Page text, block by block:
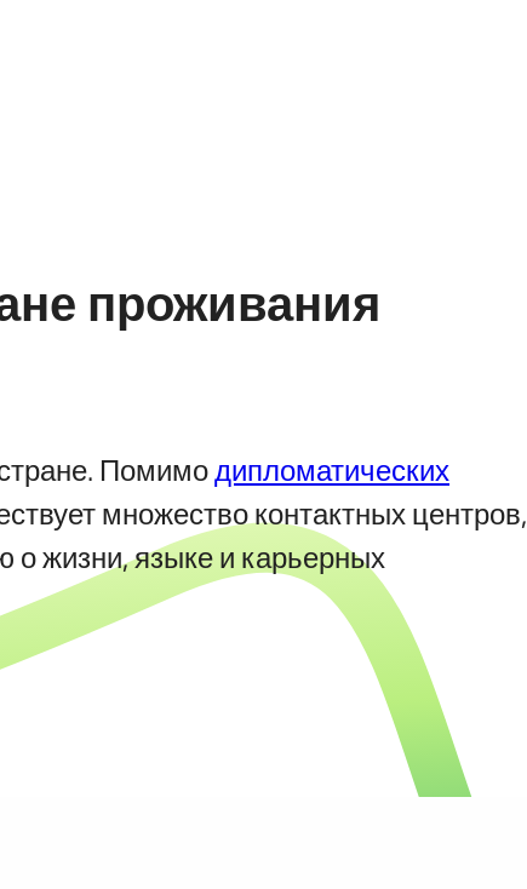
проживания
Помимодипломатических
множество контактных центров,
жизни, языке и карьерных